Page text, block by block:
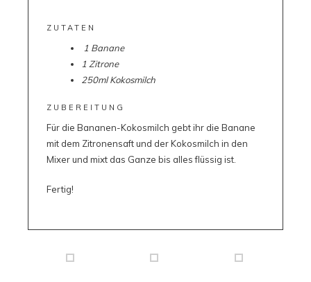
ZUTATEN
1 Banane
1 Zitrone
250ml Kokosmilch
ZUBEREITUNG
Für die Bananen-Kokosmilch gebt ihr die Banane
mit dem Zitronensaft und der Kokosmilch in den
Mixer und mixt das Ganze bis alles flüssig ist.
Fertig!